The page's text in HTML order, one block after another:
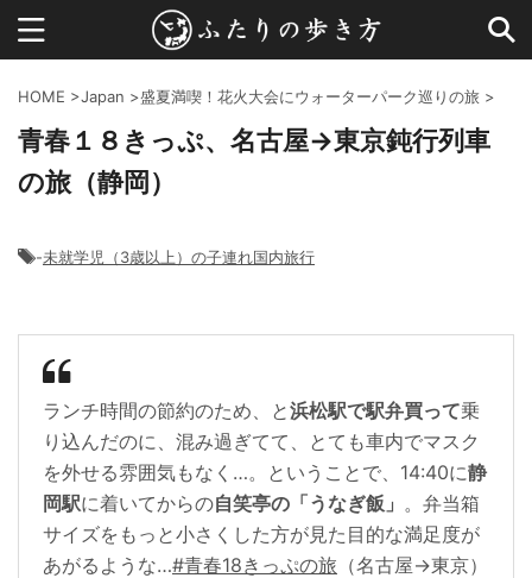
HOME >Japan >盛夏満喫！花火大会にウォーターパーク巡りの旅 >
青春１８きっぷ、名古屋→東京鈍行列車
の旅（静岡）
-未就学児（3歳以上）の子連れ国内旅行
ランチ時間の節約のため、と浜松駅で駅弁買って乗
り込んだのに、混み過ぎてて、とても車内でマスク
を外せる雰囲気もなく…。ということで、14:40に静
岡駅に着いてからの自笑亭の「うなぎ飯」 。弁当箱
サイズをもっと小さくした方が見た目的な満足度が
あがるような…#青春18きっぷの旅 （名古屋→東京）